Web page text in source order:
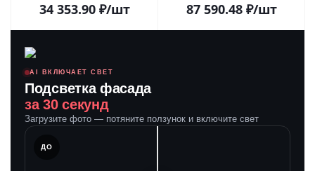
#REGION_NAME_DECLINE_PP#
34 353.90₽/шт
#REGION_NAME_DECLINE_PP#
87 590.48₽/шт
AI ВКЛЮЧАЕТ СВЕТ
Подсветка фасада
за 30 секунд
Загрузите фото — потяните ползунок и включите свет
ДО